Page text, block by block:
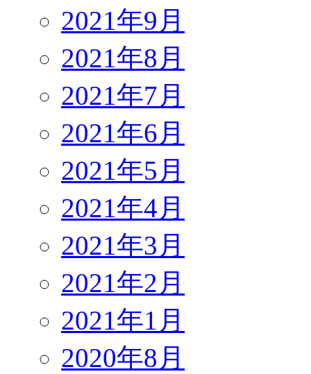
2021年9月
2021年8月
2021年7月
2021年6月
2021年5月
2021年4月
2021年3月
2021年2月
2021年1月
2020年8月